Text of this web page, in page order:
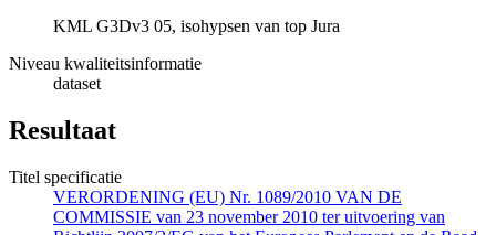
KML G3Dv3 05, isohypsen van top Jura
Niveau kwaliteitsinformatie
dataset
Resultaat
Titel specificatie
VERORDENING (EU) Nr. 1089/2010 VAN DE
COMMISSIE van 23 november 2010 ter uitvoering van